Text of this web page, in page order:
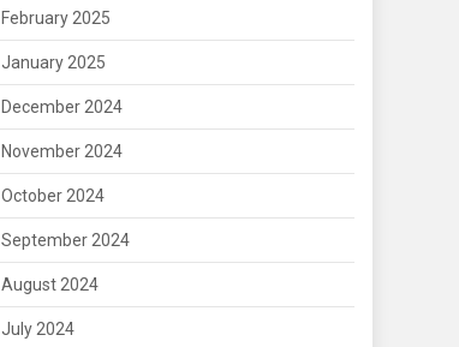
February 2025
January 2025
December 2024
November 2024
October 2024
September 2024
August 2024
July 2024